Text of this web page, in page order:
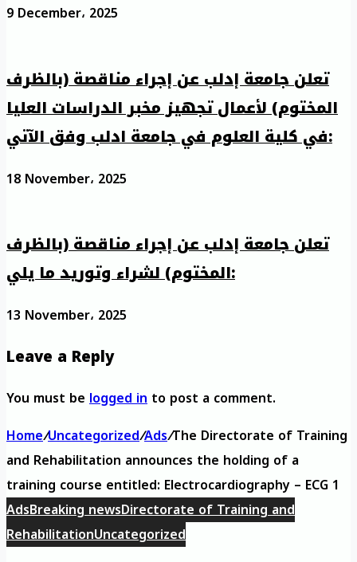
9 December، 2025
تعلن جامعة إدلب عن إجراء مناقصة (بالظرف
المختوم) لأعمال تجهيز مخبر الدراسات العليا
في كلية العلوم في جامعة ادلب وفق الآتي:
18 November، 2025
تعلن جامعة إدلب عن إجراء مناقصة (بالظرف
المختوم) لشراء وتوريد ما يلي:
13 November، 2025
Leave a Reply
You must belogged into post a comment.
Home/Uncategorized/Ads/The Directorate of Training
and Rehabilitation announces the holding of a
training course entitled: Electrocardiography – ECG 1
AdsBreaking newsDirectorate of Training and
RehabilitationUncategorized